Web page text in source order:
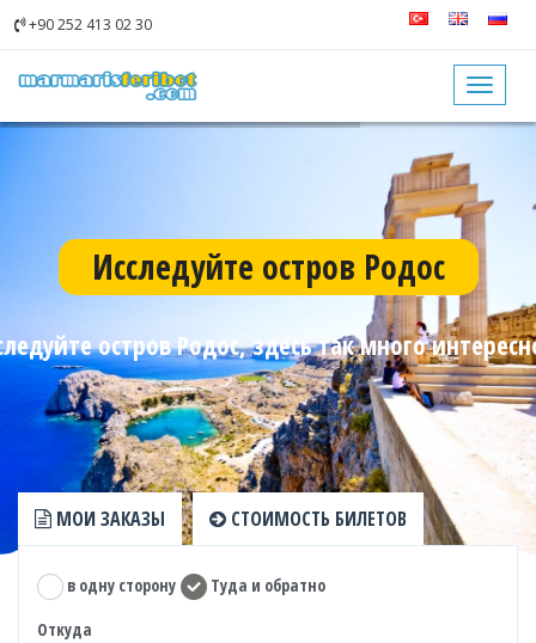
+90 252 413 02 30
Toggle
Исследуйте остров Родос
остров Родос, здесь так много
МОИ ЗАКАЗЫ СТОИМОСТЬ БИЛЕТОВ
в одну сторону
Туда и обратно
Откуда